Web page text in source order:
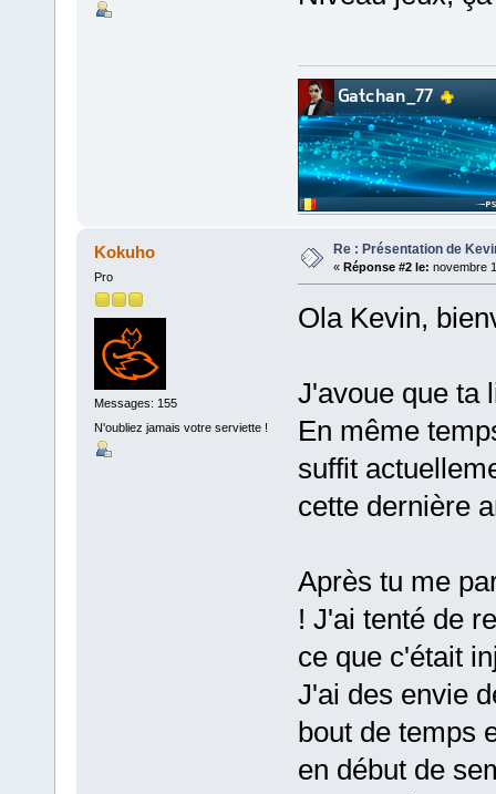
Kokuho
Pro
Messages: 155
N'oubliez jamais votre serviette !
Re : Présentation de
« Réponse #2 le: novembre
Ola Kevin,
J'avoue que ta
En même
suffit
cette dernière
Après tu me
! J'ai tenté de
ce que c'était
J'ai des envie
bout de temps
en début de